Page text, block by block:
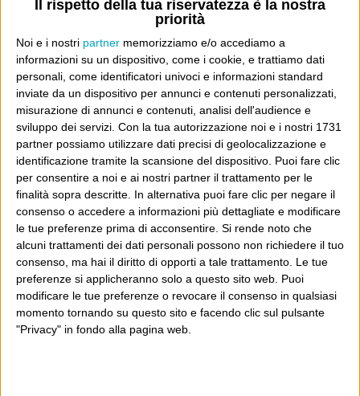
Il rispetto della tua riservatezza è la nostra
priorità
Noi e i nostri partner memorizziamo e/o accediamo a
informazioni su un dispositivo, come i cookie, e trattiamo dati
personali, come identificatori univoci e informazioni standard
inviate da un dispositivo per annunci e contenuti personalizzati,
misurazione di annunci e contenuti, analisi dell'audience e
sviluppo dei servizi. Con la tua autorizzazione noi e i nostri 1731
partner possiamo utilizzare dati precisi di geolocalizzazione e
identificazione tramite la scansione del dispositivo. Puoi fare clic
per consentire a noi e ai nostri partner il trattamento per le
finalità sopra descritte. In alternativa puoi fare clic per negare il
consenso o accedere a informazioni più dettagliate e modificare
le tue preferenze prima di acconsentire. Si rende noto che
alcuni trattamenti dei dati personali possono non richiedere il tuo
consenso, ma hai il diritto di opporti a tale trattamento. Le tue
preferenze si applicheranno solo a questo sito web. Puoi
modificare le tue preferenze o revocare il consenso in qualsiasi
momento tornando su questo sito e facendo clic sul pulsante
"Privacy" in fondo alla pagina web.
“Do you want to build prisons or do
you want to build colleges?”
Not in my name
E per i regali di Natale